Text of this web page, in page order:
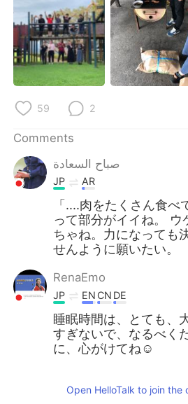
Türkçe Tiếng Việt
Português
59 2
Comments
صباح السعادة
JP AR
「....肉をたくさん食
って部分がイイね。 ウ
ちゃね。力になっても
せんように願いたい。
RenaEmo
JP EN CN DE
睡眠時間は、とても、
すぎないで、なるべく
に、心がけてね☺
Open HelloTalk to join the